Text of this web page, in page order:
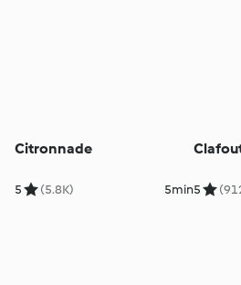
Citronnade
5 (5.8K) 5min5